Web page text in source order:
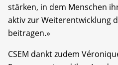
stärken, in dem Menschen
aktiv zur Weiterentwicklung
beitragen.»
CSEM dankt zudem